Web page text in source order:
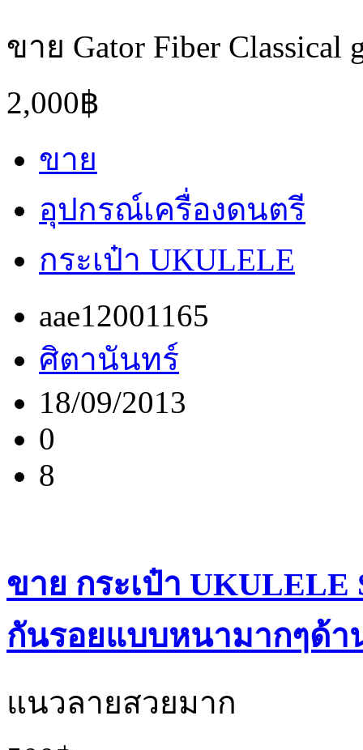
ขาย Gator Fiber Classical
2,000฿
ขาย
อุปกรณ์เครื่องดนตรี
กระเป๋า UKULELE
aae12001165
ศิตานันทร์
18/09/2013
0
8
ขาย กระเป๋า UKULELE
กันรอยแบบหนามากๆด้า
แนวลายสวยมาก